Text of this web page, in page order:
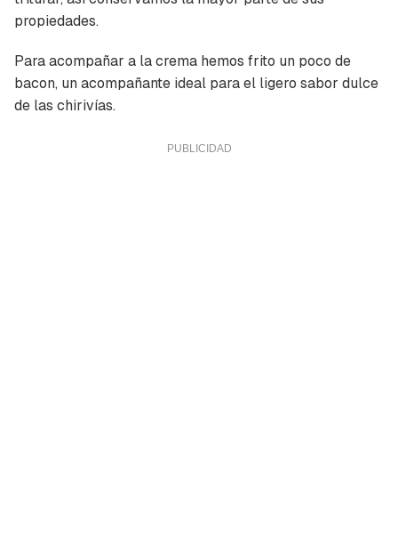
propiedades.
Para acompañar a la crema hemos frito un poco de
bacon, un acompañante ideal para el ligero sabor dulce
de las chirivías.